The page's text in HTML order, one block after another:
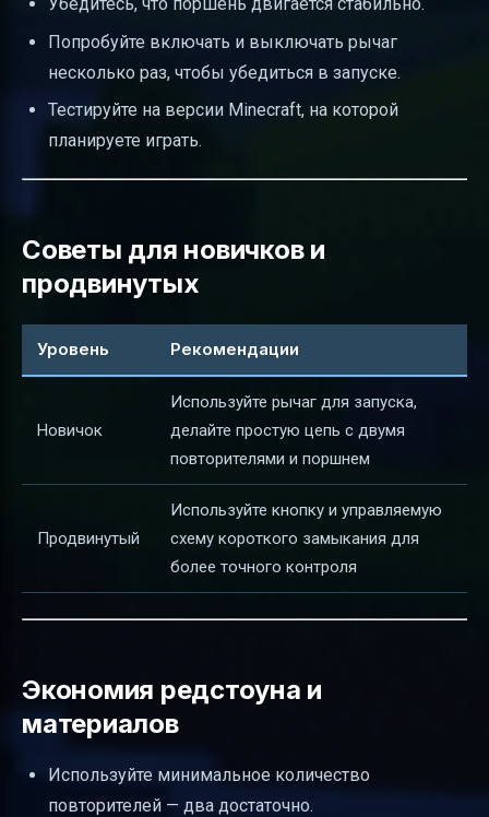
Попробуйте включать и выключать рычаг
несколько раз, чтобы убедиться в запуске.
Тестируйте на версии Minecraft, на которой
планируете играть.
Советы для новичков и
продвинутых
Уровень Рекомендации
Новичок
Используйте рычаг для запуска,
делайте простую цепь с двумя
повторителями и поршнем
Продвинутый
Используйте кнопку и управляемую
схему короткого замыкания для
более точного контроля
Экономия редстоуна и
материалов
Используйте минимальное количество
повторителей — два достаточно.